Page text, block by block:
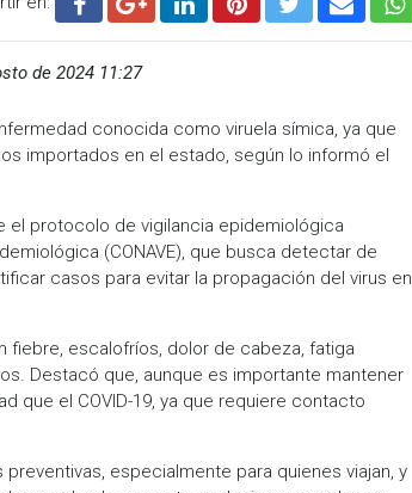
de 2024 11:27
conocida como viruela símica, ya que
importados en el estado, según lo informó el
el protocolo de vigilancia epidemiológica
(CONAVE), que busca detectar de
casos para evitar la propagación del virus en
fiebre, escalofríos, dolor de cabeza, fatiga
Destacó que, aunque es importante mantener
que el COVID-19, ya que requiere contacto
especialmente para quienes viajan, y